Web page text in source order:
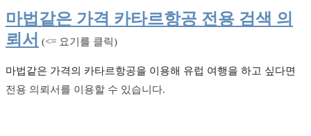
마법같은 가격 카타르항공 전용 검색 의
뢰서 (<= 요기를 클릭)
마법같은 가격의 카타르항공을 이용해 유럽 여행을 하고 싶다면
전용 의뢰서를 이용할 수 있습니다.